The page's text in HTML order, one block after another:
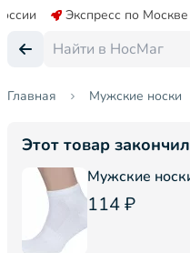
Экспресс по Москве
Главная Мужские носки
Этот товар
Мужские
114 ₽